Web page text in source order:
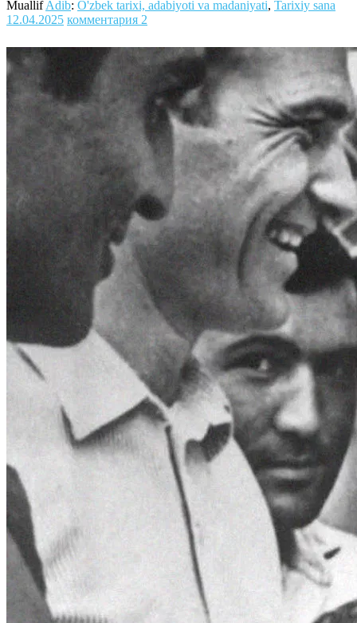
MuallifAdib: O'zbek tarixi, adabiyoti va madaniyati, Tarixiy sana
12.04.2025 комментария 2